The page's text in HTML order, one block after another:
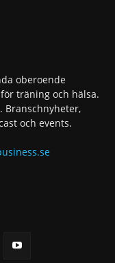
oberoende
träning och hälsa.
Branschnyheter,
och events.